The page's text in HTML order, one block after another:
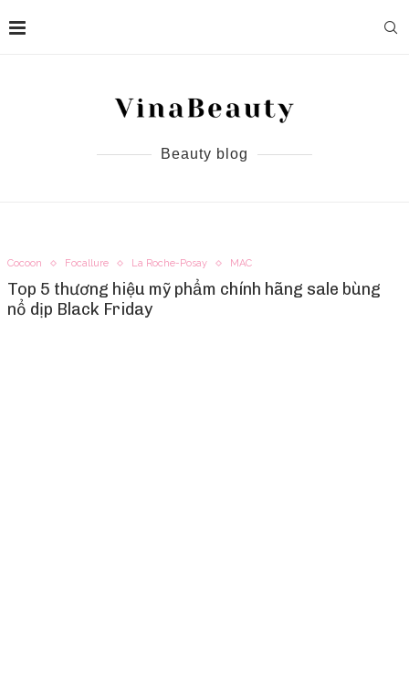
Beauty blog
Cocoon Focallure La Roche-Posay MAC
Top 5 thương hiệu mỹ phẩm chính hãng sale bùng
nổ dịp Black Friday